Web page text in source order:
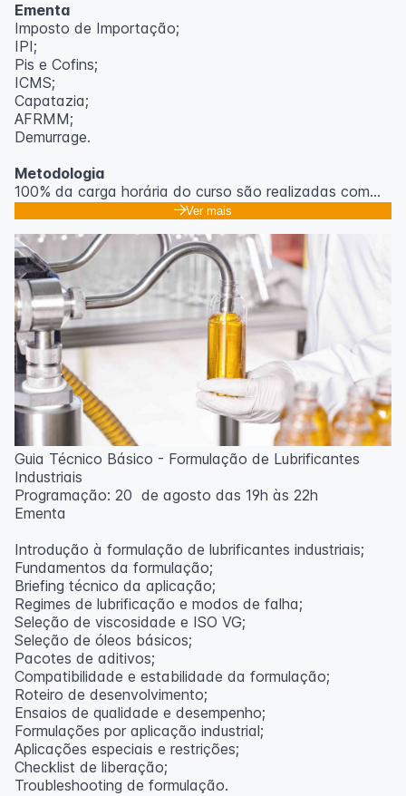
Ementa
Imposto de Importação;
IPI;
Pis e Cofins;
ICMS;
Capatazia;
AFRMM;
Demurrage.
Metodologia
100% da carga horária do curso são realizadas com
ou tablet.
Outras informações
O curso pode sofrer alteração de dados e horário e os
inscritos serão avisados ​​antecipadamente.
O IPETEC reserva-se o direito de não realizar o curso
caso não atinja o número mínimo de 20 inscritos.
Professor(a):
Gabriel Damasceno
Ver mais
Guia Técnico Básico - Formulação de Lubrificantes
Industriais
Programação: 20 de agosto das 19h às 22h
Ementa
Introdução à formulação de lubrificantes industriais;
Fundamentos da formulação;
Briefing técnico da aplicação;
Regimes de lubrificação e modos de falha;
Seleção de viscosidade e ISO VG;
Seleção de óleos básicos;
Pacotes de aditivos;
Compatibilidade e estabilidade da formulação;
Roteiro de desenvolvimento;
Ensaios de qualidade e desempenho;
Formulações por aplicação industrial;
Aplicações especiais e restrições;
Checklist de liberação;
Troubleshooting de formulação.